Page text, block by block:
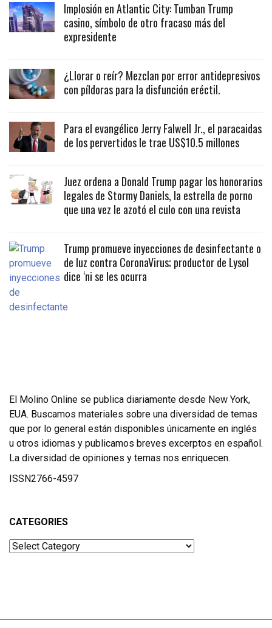
Implosión en Atlantic City: Tumban Trump
casino, símbolo de otro fracaso más del
expresidente
¿Llorar o reír? Mezclan por error antidepresivos
con píldoras para la disfunción eréctil.
Para el evangélico Jerry Falwell Jr., el paracaidas
de los pervertidos le trae US$10.5 millones
Juez ordena a Donald Trump pagar los honorarios
legales de Stormy Daniels, la estrella de porno
que una vez le azotó el culo con una revista
Trump promueve inyecciones de desinfectante o
de luz contra CoronaVirus; productor de Lysol
dice ‘ni se les ocurra
El Molino Online se publica diariamente desde New York,
EUA. Buscamos materiales sobre una diversidad de temas
que por lo general están disponibles únicamente en inglés
u otros idiomas y publicamos breves excerptos en español.
La diversidad de opiniones y temas nos enriquecen.
ISSN2766-4597
CATEGORIES
Categories